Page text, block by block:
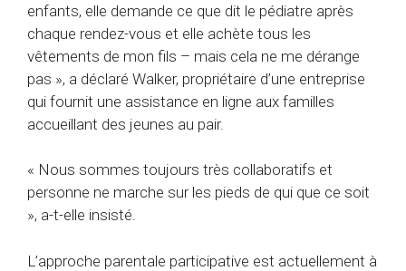
enfants, elle demande ce que dit le pédiatre après
chaque rendez-vous et elle achète tous les
vêtements de mon fils – mais cela ne me dérange
pas », a déclaré Walker, propriétaire d’une entreprise
qui fournit une assistance en ligne aux familles
accueillant des jeunes au pair.
« Nous sommes toujours très collaboratifs et
personne ne marche sur les pieds de qui que ce soit
», a-t-elle insisté.
L’approche parentale participative est actuellement à